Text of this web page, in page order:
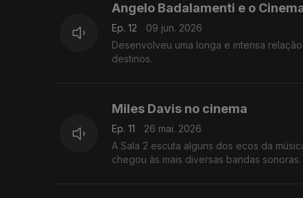
Angelo Badalamenti e o
Ep. 12
09 jun. 2026
Desenvolveu uma longa e intensa
destinos.
Miles Davis no cinema
Ep. 11
26 mai. 2026
A Sala 2 escuta alguns dos ecos da
chegou às mais diversas bandas